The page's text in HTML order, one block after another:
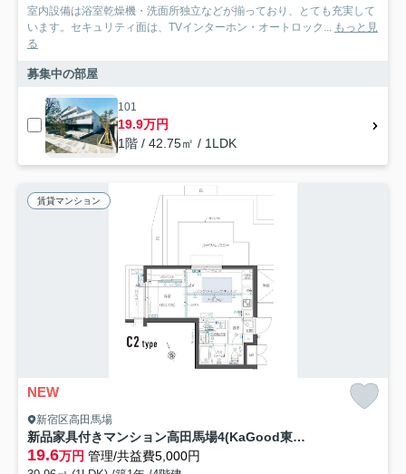
室内設備は浴室乾燥機・洗面所独立などが揃っており、とても充実して
います。セキュリティ面は、TVインターホン・オートロック...
もっと見
る
募集中の部屋
101
19.9万円
1階 / 42.75㎡ / 1LDK
賃貸マンション
NEW
新宿区高田馬場
新品家具付きマンション高田馬場4(KaGood東京)
19.6万円 管理/共益費5,000円